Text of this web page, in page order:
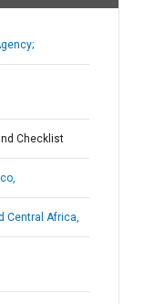
Checklist
Central Africa,